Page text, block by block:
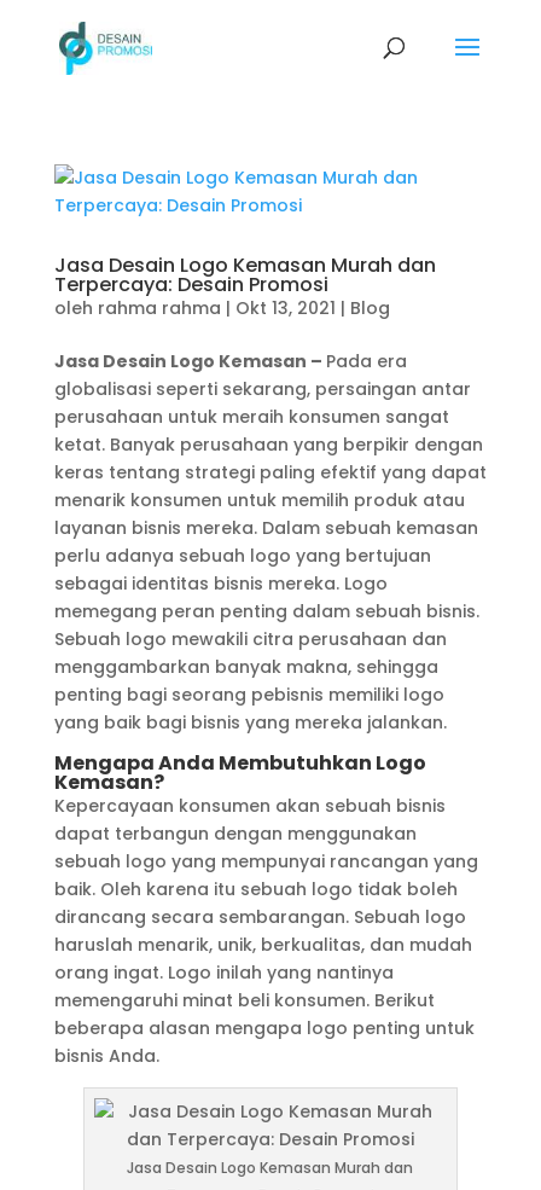
Jasa Desain Logo Kemasan Murah dan
Terpercaya: Desain Promosi
oleh rahma rahma | Okt 13, 2021 | Blog
Jasa Desain Logo Kemasan – Pada era
globalisasi seperti sekarang, persaingan antar
perusahaan untuk meraih konsumen sangat
ketat. Banyak perusahaan yang berpikir dengan
keras tentang strategi paling efektif yang dapat
menarik konsumen untuk memilih produk atau
layanan bisnis mereka. Dalam sebuah kemasan
perlu adanya sebuah logo yang bertujuan
sebagai identitas bisnis mereka. Logo
memegang peran penting dalam sebuah bisnis.
Sebuah logo mewakili citra perusahaan dan
menggambarkan banyak makna, sehingga
penting bagi seorang pebisnis memiliki logo
yang baik bagi bisnis yang mereka jalankan.
Mengapa Anda Membutuhkan Logo
Kemasan?
Kepercayaan konsumen akan sebuah bisnis
dapat terbangun dengan menggunakan
sebuah logo yang mempunyai rancangan yang
baik. Oleh karena itu sebuah logo tidak boleh
dirancang secara sembarangan. Sebuah logo
haruslah menarik, unik, berkualitas, dan mudah
orang ingat. Logo inilah yang nantinya
memengaruhi minat beli konsumen. Berikut
beberapa alasan mengapa logo penting untuk
bisnis Anda.
Jasa Desain Logo Kemasan Murah dan